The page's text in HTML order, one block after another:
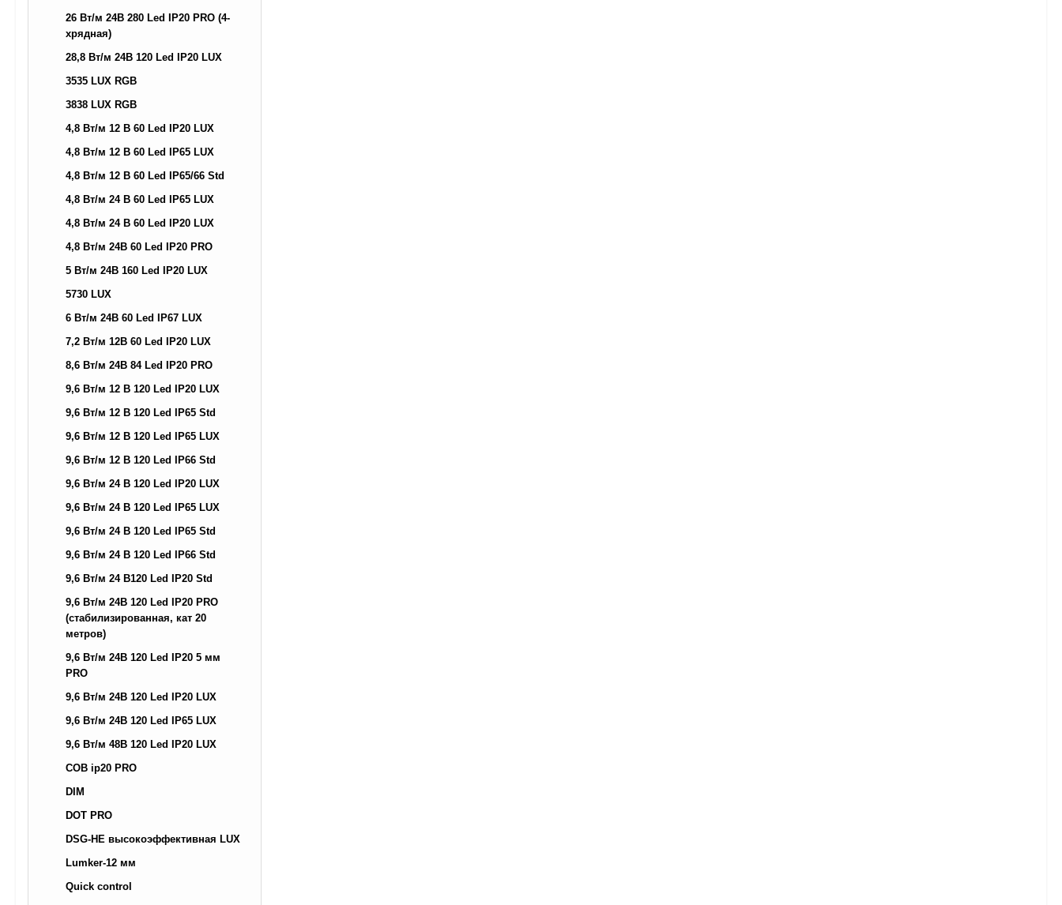
26 Вт/м 24В 280 Led IP20 PRO (4-
хрядная)
28,8 Вт/м 24В 120 Led IP20 LUX
3535 LUX RGB
3838 LUX RGB
4,8 Вт/м 12 В 60 Led IP20 LUX
4,8 Вт/м 12 В 60 Led IP65 LUX
4,8 Вт/м 12 В 60 Led IP65/66 Std
4,8 Вт/м 24 В 60 Led IP65 LUX
4,8 Вт/м 24 В 60 Led IP20 LUX
4,8 Вт/м 24В 60 Led IP20 PRO
5 Вт/м 24В 160 Led IP20 LUX
5730 LUX
6 Вт/м 24В 60 Led IP67 LUX
7,2 Вт/м 12В 60 Led IP20 LUX
8,6 Вт/м 24В 84 Led IP20 PRO
9,6 Вт/м 12 В 120 Led IP20 LUX
9,6 Вт/м 12 В 120 Led IP65 Std
9,6 Вт/м 12 В 120 Led IP65 LUX
9,6 Вт/м 12 В 120 Led IP66 Std
9,6 Вт/м 24 В 120 Led IP20 LUX
9,6 Вт/м 24 В 120 Led IP65 LUX
9,6 Вт/м 24 В 120 Led IP65 Std
9,6 Вт/м 24 В 120 Led IP66 Std
9,6 Вт/м 24 В120 Led IP20 Std
9,6 Вт/м 24В 120 Led IP20 PRO
(стабилизированная, кат 20
метров)
9,6 Вт/м 24В 120 Led IP20 5 мм
PRO
9,6 Вт/м 24В 120 Led IP20 LUX
9,6 Вт/м 24В 120 Led IP65 LUX
9,6 Вт/м 48В 120 Led IP20 LUX
COB ip20 PRO
DIM
DOT PRO
DSG-HE высокоэффективная LUX
Lumker-12 мм
Quick control